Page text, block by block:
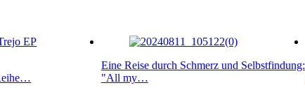
Eine Reise durch Schmerz und Selbstfindung:
"All my…